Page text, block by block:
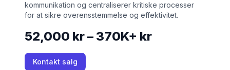
kommunikation og centraliserer kritiske processer
for at sikre overensstemmelse og effektivitet.
52,000 kr – 370K+ kr
Kontakt salg